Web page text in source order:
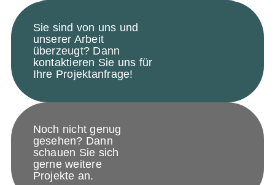
Sie sind von uns und
unserer Arbeit
überzeugt? Dann
kontaktieren Sie uns für
Ihre Projektanfrage!
Noch nicht genug
gesehen? Dann
schauen Sie sich
gerne weitere
Projekte an.